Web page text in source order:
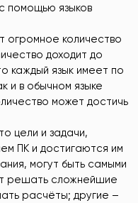
помощью языков
огромное количество
доходит до
каждый язык имеет по
и в обычном языке
может достичь
цели и задачи,
ПК и достигаются им
могут быть самыми
решать сложнейшие
расчёты; другие –